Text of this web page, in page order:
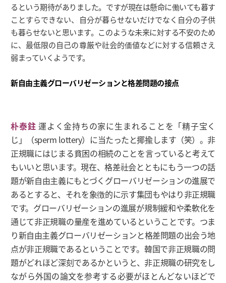
るという期待がありました。ですが現在は懸命に働いても暮す
ことすらできない、自分が暮らせないだけでなく自分の子供
も暮らせないと思います。このような未来に対する不安のため
に、最低限の自己の尊厳や社会的価値などに対する信頼さえ
弱まっていくようです。
新自由主義グローバリゼーションと格差問題の接点
朴泰鉒 運よく金持ちの家に生まれることを「精子宝く
じ」（sperm lottery）に当たったと揶揄します（笑）。非
正規職にはじまる貧困の相続のことを言っていると考えて
もいいと思います。現在、格差社会とともにもう一つの話
題が新自由主義にもとづくグローバリゼーションの進展で
あるとすると、それを象徴的に示す集団もやはり非正規職
です。グローバリゼーションの進展が規制緩和や柔軟化を
通じて非正規職の量産を進めているということです。つま
り新自由主義グローバリゼーションと格差問題の出会う地
点が非正規職であるということです。韓国で非正規職の問
題がどれほど深刻であるかというと、非正規職の研究をし
ながら外国の論文を参考する必要がほとんどないほどで